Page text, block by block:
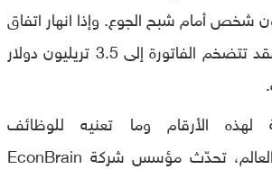
تضع 45 مليون شخص أمام شبح الجوع. وإذا انهار اتفاق
وقف إطلاق النار، فقد تتضخم الفاتورة إلى 3.5 تريليون دولار
الأرقام وما تعنيه للوظائف
والاقتصادات حول العالم، تحدّث مؤسس شركة EconBrain